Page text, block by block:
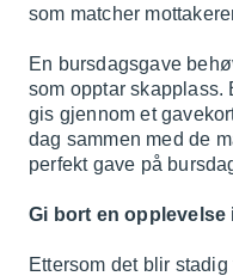
som matcher
En bursdagsgave
som opptar skapplass.
gis gjennom et
dag sammen med de
perfekt gave på
Gi bort en
Ettersom det blir